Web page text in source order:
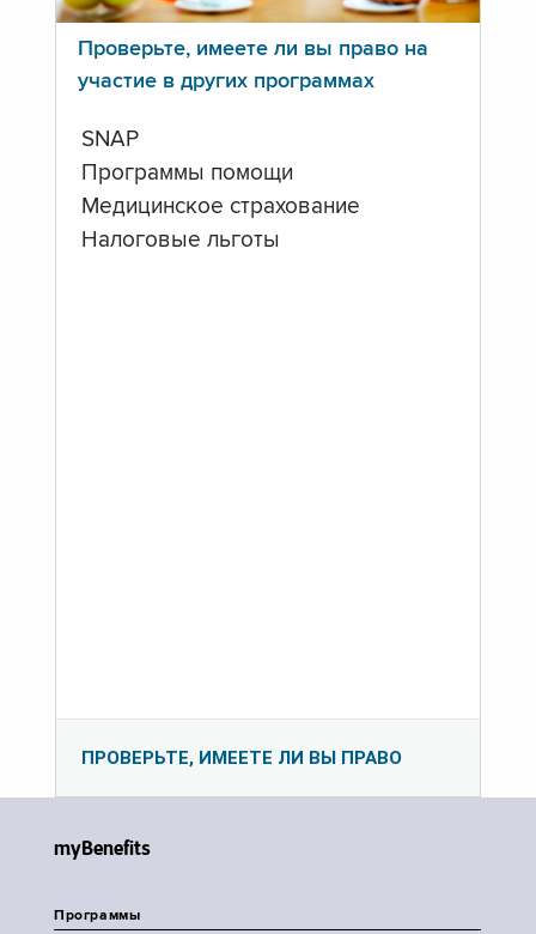
Проверьте, имеете ли вы право на
участие в других программах
SNAP
Программы помощи
Медицинское страхование
Налоговые льготы
ПРОВЕРЬТЕ, ИМЕЕТЕ ЛИ ВЫ ПРАВО
myBenefits
Программы